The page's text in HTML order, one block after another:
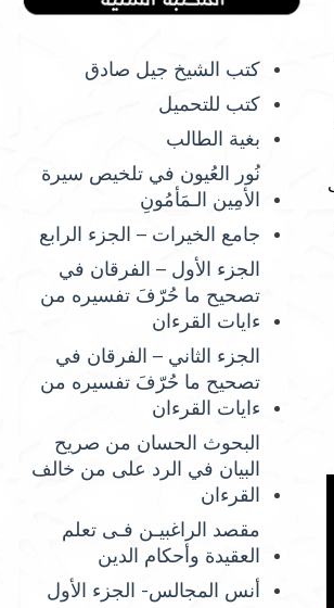
كتب الشيخ جيل صادق
كتب للتحميل
بغية الطالب
نُور العُيون في تلخيص سيرة
الأمِين الـمَأمُونِ
جامع الخيرات – الجزء الرابع
الجزء الأول – الفرقان في
تصحيح ما حُرّفَ تفسيره من
ءايات القرءان
الجزء الثاني – الفرقان في
تصحيح ما حُرّفَ تفسيره من
ءايات القرءان
البحوث الحسان من صريح
البيان في الرد على من خالف
القرءان
مقصد الراغبيـن فـى تعلم
العقيدة وأحكام الدين
أنس المجالس- الجزء الأول